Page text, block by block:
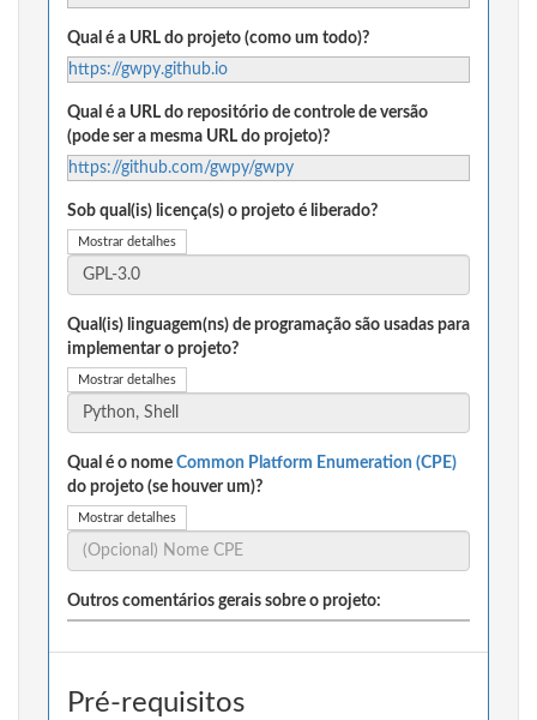
Qual é a URL do projeto (como um todo)?
https://gwpy.github.io
Qual é a URL do repositório de controle de versão
(pode ser a mesma URL do projeto)?
https://github.com/gwpy/gwpy
Sob qual(is) licença(s) o projeto é liberado?
Mostrar detalhes
Qual(is) linguagem(ns) de programação são usadas para
implementar o projeto?
Mostrar detalhes
Qual é o nome Common Platform Enumeration (CPE)
do projeto (se houver um)?
Mostrar detalhes
Outros comentários gerais sobre o projeto:
Pré-requisitos